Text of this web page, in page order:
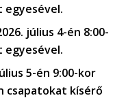
július 4-én 8:00-
5-én 9:00-kor
csapatokat kísérő